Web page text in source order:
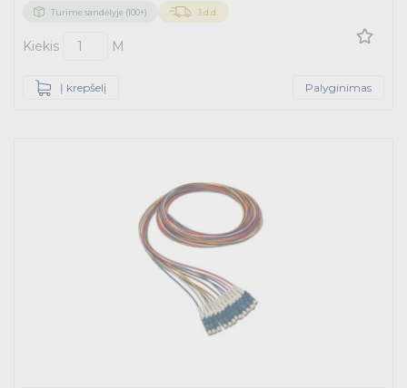
Turime sandėlyje (100+) 3 d.d.
Kiekis M
Į krepšelį Palyginimas